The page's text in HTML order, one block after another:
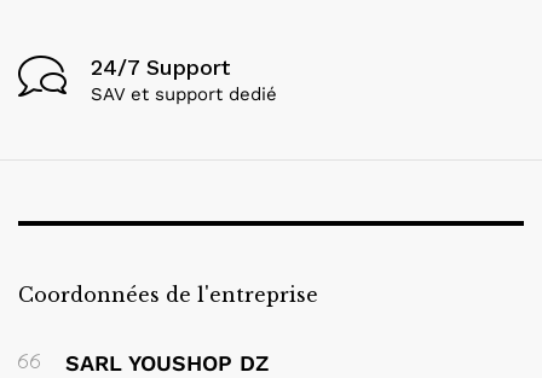
24/7 Support
SAV et support dedié
Coordonnées de l'entreprise
SARL YOUSHOP DZ